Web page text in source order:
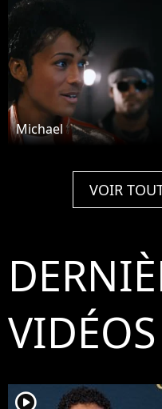
Michael
VOIR
VIDÉOS
player2